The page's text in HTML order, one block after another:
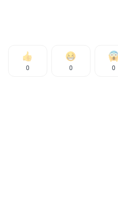
0 0 0